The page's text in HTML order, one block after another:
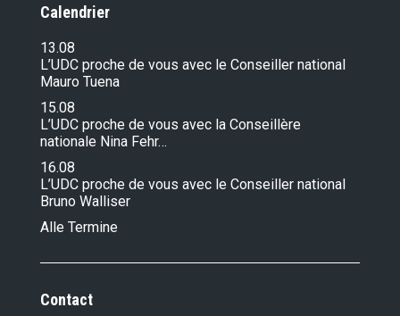
Calendrier
13.08
L’UDC proche de vous avec le Conseiller national
Mauro Tuena
15.08
L’UDC proche de vous avec la Conseillère
nationale Nina Fehr…
16.08
L’UDC proche de vous avec le Conseiller national
Bruno Walliser
Alle Termine
Contact